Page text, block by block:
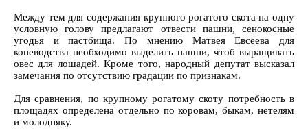
Между тем для содержания крупного рогатого скота на одну
условную голову предлагают отвести пашни, сенокосные
угодья и пастбища. По мнению Матвея Евсеева для
коневодства необходимо выделить пашни, чтоб выращивать
овес для лошадей. Кроме того, народный депутат высказал
замечания по отсутствию градации по признакам.
Для сравнения, по крупному рогатому скоту потребность в
площадях определена отдельно по коровам, быкам, нетелям
и молодняку.